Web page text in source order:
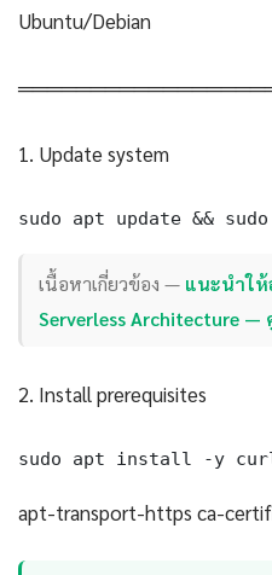
Ubuntu/Debian
1. Update system
sudo apt update &&
เนื้อหาเกี่ยวข้อง — แนะนำให้
Serverless Architecture
2. Install prerequisites
sudo apt install -y curl
apt-transport-https ca-